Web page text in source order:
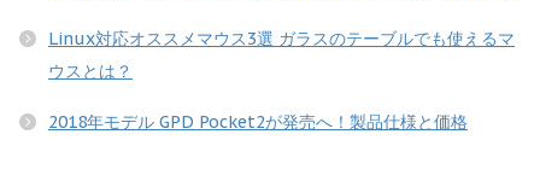
Linux対応オススメマウス3選 ガラスのテーブルでも使えるマ
ウスとは？
2018年モデル GPD Pocket2が発売へ！製品仕様と価格